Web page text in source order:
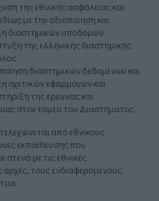
της εθνικής ασφάλειας και
με την αξιοποίηση και
διαστημικών υποδομών
της ελληνικής διαστημικής
διαστημικών δεδομένων και
σχετικών εφαρμογών και
της έρευνας και
στον τομέα του Διαστήματος.
από εθνικούς
εκπαίδευσης που
στενά με τις εθνικές
αρχές, τους ενδιαφερόμενους